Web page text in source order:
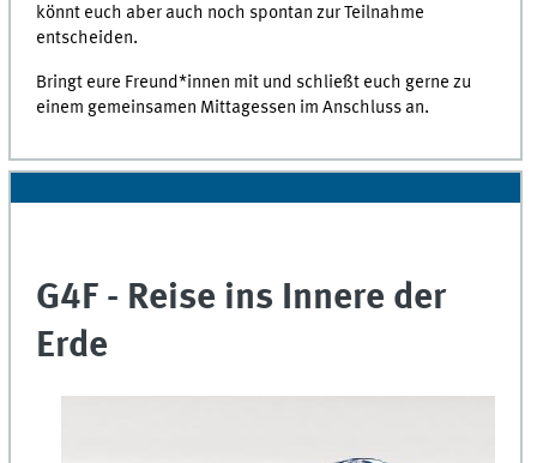
könnt euch aber auch noch spontan zur Teilnahme
entscheiden.
Bringt eure Freund*innen mit und schließt euch gerne zu
einem gemeinsamen Mittagessen im Anschluss an.
G4F - Reise ins Innere der
Erde